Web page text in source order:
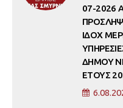
07-2026
ΙΔΟΧ
ΔΗΜΟΥ
ΕΤΟΥΣ